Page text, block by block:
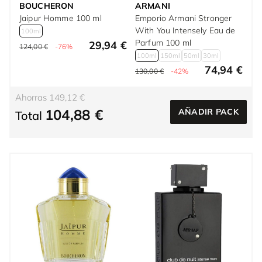
BOUCHERON
Jaipur Homme 100 ml
100ml
124,00 € -76% 29,94 €
ARMANI
Emporio Armani Stronger
With You Intensely Eau de
Parfum 100 ml
100ml 150ml 50ml 30ml
130,00 € -42% 74,94 €
Ahorras 149,12 €
Total 104,88 € AÑADIR PACK